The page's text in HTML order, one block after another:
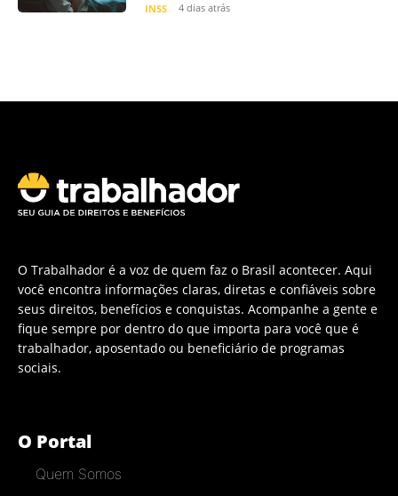
INSS 4 dias atrás
O Trabalhador é a voz de quem faz o Brasil acontecer. Aqui
você encontra informações claras, diretas e confiáveis sobre
seus direitos, benefícios e conquistas. Acompanhe a gente e
fique sempre por dentro do que importa para você que é
trabalhador, aposentado ou beneficiário de programas
sociais.
O Portal
Quem Somos